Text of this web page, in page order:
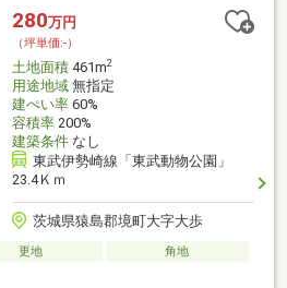
相談ください！お気軽にお問合せく
280万円
（坪単価:-）
土地面積461m2
用途地域無指定
建ぺい率60%
容積率200%
建築条件なし
東武伊勢崎線「東武動物公園」
23.4Ｋｍ
茨城県猿島郡境町大字大歩
更地
角地